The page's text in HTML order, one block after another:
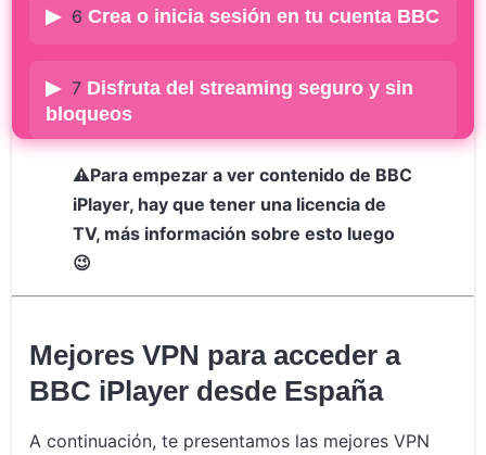
6 Crea o inicia sesión en tu cuenta BBC
7 Disfruta del streaming seguro y sin
bloqueos
⚠️Para empezar a ver contenido de BBC
iPlayer, hay que tener una licencia de
TV, más información sobre esto luego
😉
Mejores VPN para acceder a
BBC iPlayer desde España
A continuación, te presentamos las mejores VPN